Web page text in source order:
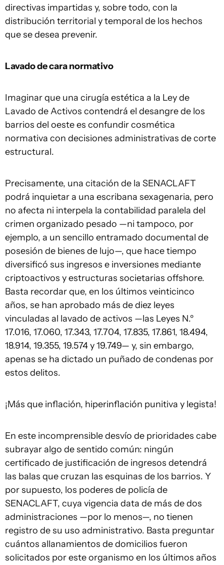
directivas impartidas y, sobre todo, con la
distribución territorial y temporal de los hechos
que se desea prevenir.
Lavado de cara normativo
Imaginar que una cirugía estética a la Ley de
Lavado de Activos contendrá el desangre de los
barrios del oeste es confundir cosmética
normativa con decisiones administrativas de corte
estructural.
Precisamente, una citación de la SENACLAFT
podrá inquietar a una escribana sexagenaria, pero
no afecta ni interpela la contabilidad paralela del
crimen organizado pesado —ni tampoco, por
ejemplo, a un sencillo entramado documental de
posesión de bienes de lujo—, que hace tiempo
diversificó sus ingresos e inversiones mediante
criptoactivos y estructuras societarias offshore.
Basta recordar que, en los últimos veinticinco
años, se han aprobado más de diez leyes
vinculadas al lavado de activos —las Leyes N.º
17.016, 17.060, 17.343, 17.704, 17.835, 17.861, 18.494,
18.914, 19.355, 19.574 y 19.749— y, sin embargo,
apenas se ha dictado un puñado de condenas por
estos delitos.
¡Más que inflación, hiperinflación punitiva y legista!
En este incomprensible desvío de prioridades cabe
subrayar algo de sentido común: ningún
certificado de justificación de ingresos detendrá
las balas que cruzan las esquinas de los barrios. Y
por supuesto, los poderes de policía de
SENACLAFT, cuya vigencia data de más de dos
administraciones —por lo menos—, no tienen
registro de su uso administrativo. Basta preguntar
cuántos allanamientos de domicilios fueron
solicitados por este organismo en los últimos años